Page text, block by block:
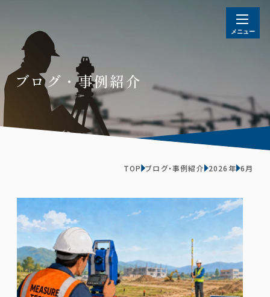
ブログ・事例紹介
TOP ブログ・事例紹介 2026年 6月